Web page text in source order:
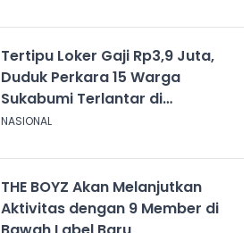
Tertipu Loker Gaji Rp3,9 Juta,
Duduk Perkara 15 Warga
Sukabumi Terlantar di
Kalimantan
NASIONAL
THE BOYZ Akan Melanjutkan
Aktivitas dengan 9 Member di